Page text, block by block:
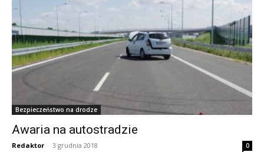
Bezpieczeństwo na drodze
Awaria na autostradzie
Redaktor - 3 grudnia 2018 0